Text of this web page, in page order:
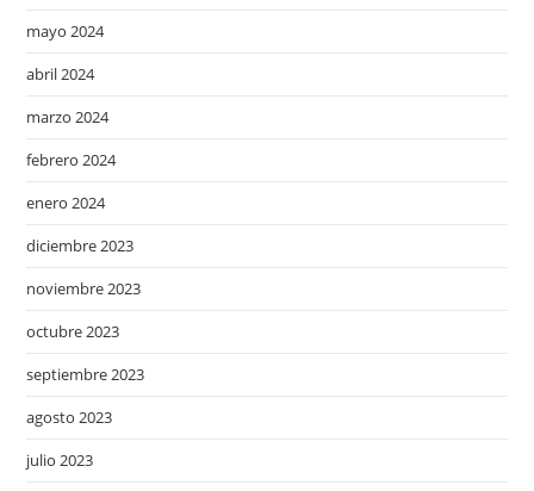
mayo 2024
abril 2024
marzo 2024
febrero 2024
enero 2024
diciembre 2023
noviembre 2023
octubre 2023
septiembre 2023
agosto 2023
julio 2023